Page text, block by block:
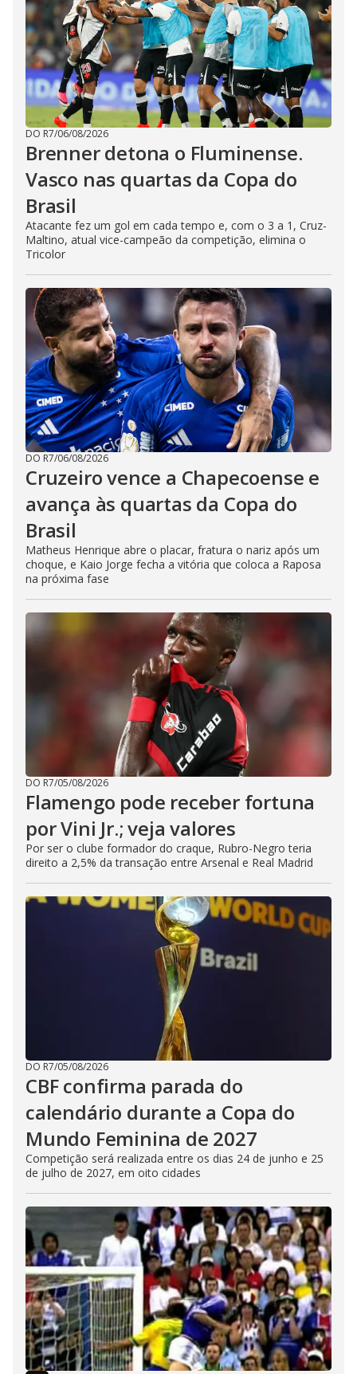
DO R7/06/08/2026
Brenner detona o Fluminense.
Vasco nas quartas da Copa do
Brasil
Atacante fez um gol em cada tempo e, com o 3 a 1, Cruz-
Maltino, atual vice-campeão da competição, elimina o
Tricolor
DO R7/06/08/2026
Cruzeiro vence a Chapecoense e
avança às quartas da Copa do
Brasil
Matheus Henrique abre o placar, fratura o nariz após um
choque, e Kaio Jorge fecha a vitória que coloca a Raposa
na próxima fase
DO R7/05/08/2026
Flamengo pode receber fortuna
por Vini Jr.; veja valores
Por ser o clube formador do craque, Rubro-Negro teria
direito a 2,5% da transação entre Arsenal e Real Madrid
DO R7/05/08/2026
CBF confirma parada do
calendário durante a Copa do
Mundo Feminina de 2027
Competição será realizada entre os dias 24 de junho e 25
de julho de 2027, em oito cidades